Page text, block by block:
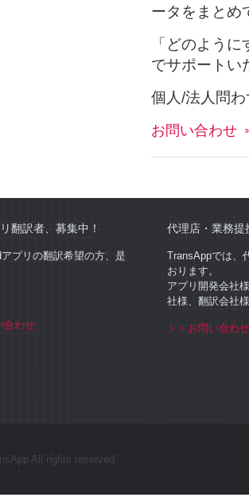
ータをまとめ
「どのよう
でサポートい
個人/法人問
お問い合わせ
翻訳者、募集中！
プリの翻訳希望の方、是
合わせ
代理店・業務提
TransAppでは、
おります。
アプリ開発会社
社様、翻訳会社
＞＞お問い合わせ
All rights reserved.